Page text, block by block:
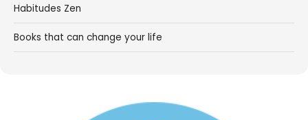
Habitudes Zen
Books that can change your life